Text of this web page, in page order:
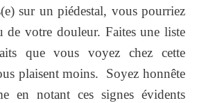
sur un piédestal, vous pourriez
de votre douleur. Faites une liste
que vous voyez chez cette
plaisent moins. Soyez honnête
en notant ces signes évidents